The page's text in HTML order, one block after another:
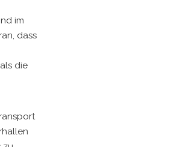
im
dass
die